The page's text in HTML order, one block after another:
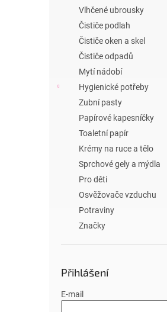
Vlhčené ubrousky
Čističe podlah
Čističe oken a skel
Čističe odpadů
Mytí nádobí
Hygienické potřeby
Zubní pasty
Papírové kapesníčky
Toaletní papír
Krémy na ruce a tělo
Sprchové gely a mýdla
Pro děti
Osvěžovače vzduchu
Potraviny
Značky
Přihlášení
E-mail